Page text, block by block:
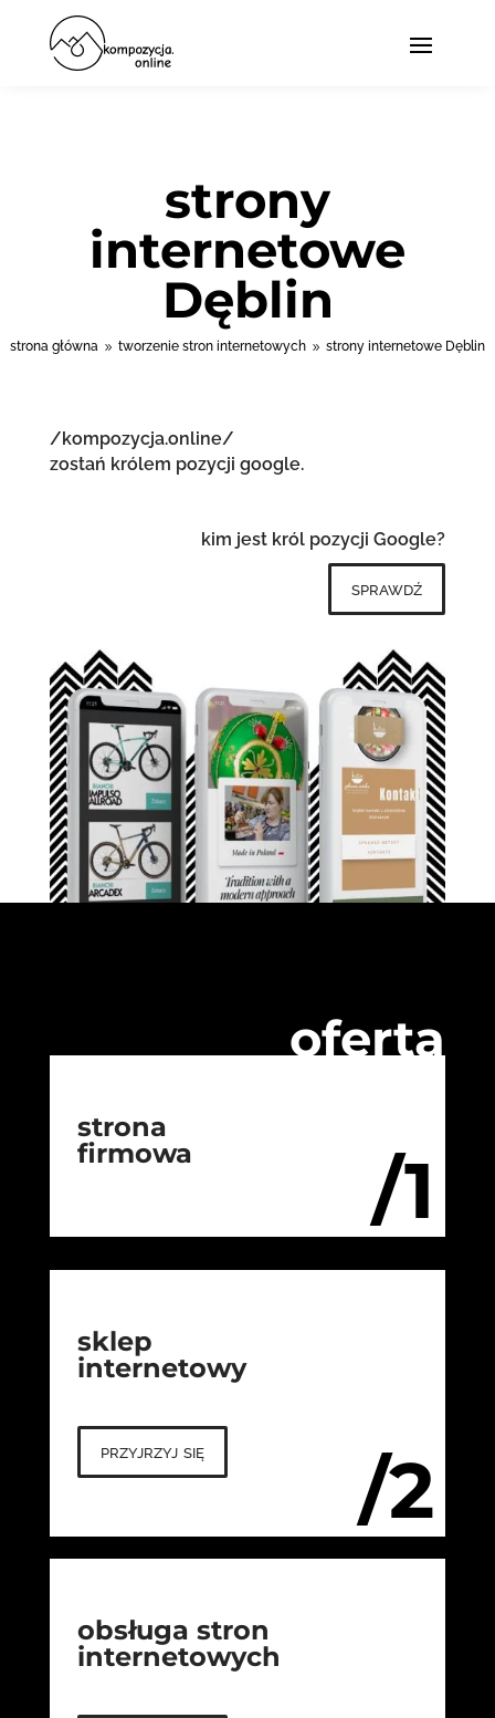
strony
internetowe
Dęblin
strona główna 9 tworzenie stron internetowych 9 strony internetowe Dęblin
/kompozycja.online/
zostań królem pozycji google.
kim jest król pozycji Google?
sprawdź
oferta
/1
strona
firmowa
/2
sklep
internetowy
przyjrzyj się
obsługa stron
internetowych